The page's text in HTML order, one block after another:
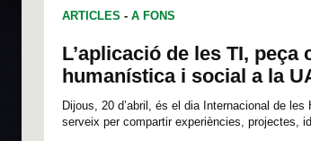
ARTICLES - A FONS
L’aplicació de les TI, peça
humanística i social a la
Dijous, 20 d’abril, és el dia Internacional de
serveix per compartir experiències, projectes,